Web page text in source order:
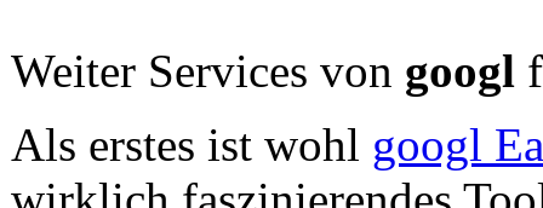
Weiter Services von googl
Als erstes ist wohl googl